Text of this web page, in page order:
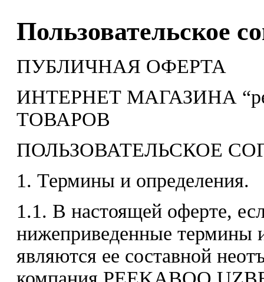
Пользовательское
ПУБЛИЧНАЯ ОФЕРТА
ИНТЕРНЕТ МАГАЗИНА
ТОВАРОВ
ПОЛЬЗОВАТЕЛЬСКОЕ
1. Термины и определения.
1.1. В настоящей оферте,
нижеприведенные термины
являются ее составной